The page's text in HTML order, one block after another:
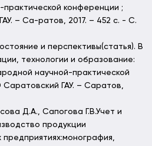
конференции ;
– Са-ратов, 2017. – 452 с. - С.
и перспективы(статья). В
технологии и образование:
научной-практической
ГАУ. – Саратов,
Д.А., Сапогова Г.В.Учет и
продукции